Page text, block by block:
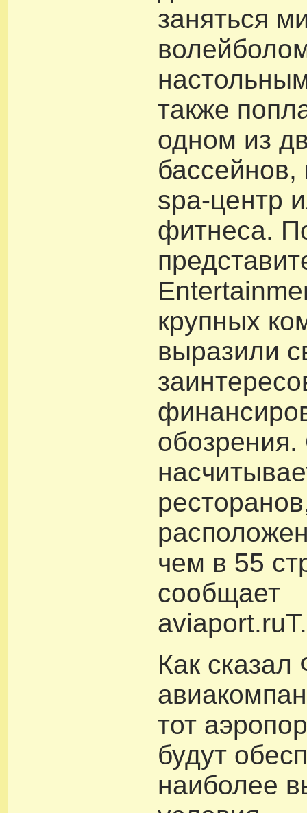
заняться
также
одном из
бассейнов,
spa-центр
фитнеса.
крупных
выразили
чем в 55
сообщает
Как
тот
будут
наиболее